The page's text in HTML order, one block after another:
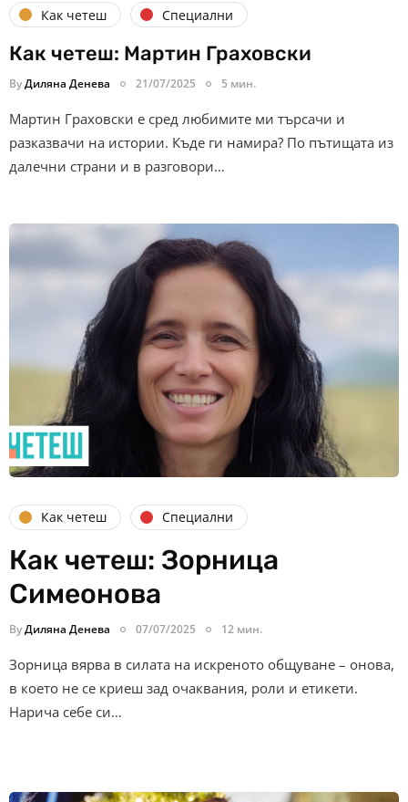
Как четеш Специални
Как четеш: Мартин Граховски
ByДиляна Денева 21/07/2025 5 мин.
Мартин Граховски е сред любимите ми търсачи и
разказвачи на истории. Къде ги намира? По пътищата из
далечни страни и в разговори…
Как четеш Специални
Как четеш: Зорница
Симеонова
ByДиляна Денева 07/07/2025 12 мин.
Зорница вярва в силата на искреното общуване – онова,
в което не се криеш зад очаквания, роли и етикети.
Нарича себе си…